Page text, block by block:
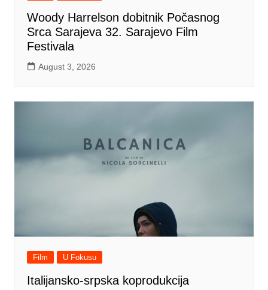
Woody Harrelson dobitnik Počasnog
Srca Sarajeva 32. Sarajevo Film
Festivala
August 3, 2026
Film U Fokusu
Italijansko-srpska koprodukcija